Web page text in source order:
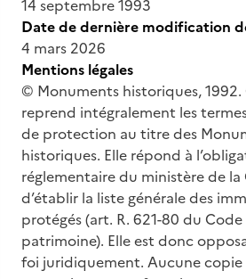
14 septembre 1993
Date de dernière modification
4 mars 2026
Mentions légales
© Monuments historiques,
reprend intégralement les
de protection au titre des
historiques. Elle répond à
réglementaire du ministère de
d’établir la liste générale des
protégés (art. R. 621-80 du
patrimoine). Elle est donc
foi juridiquement. Aucune